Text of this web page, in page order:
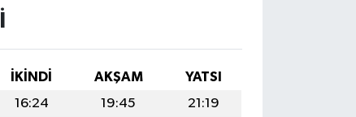
İKINDI AKŞAM
YATSI
16:24 19:45
21:19